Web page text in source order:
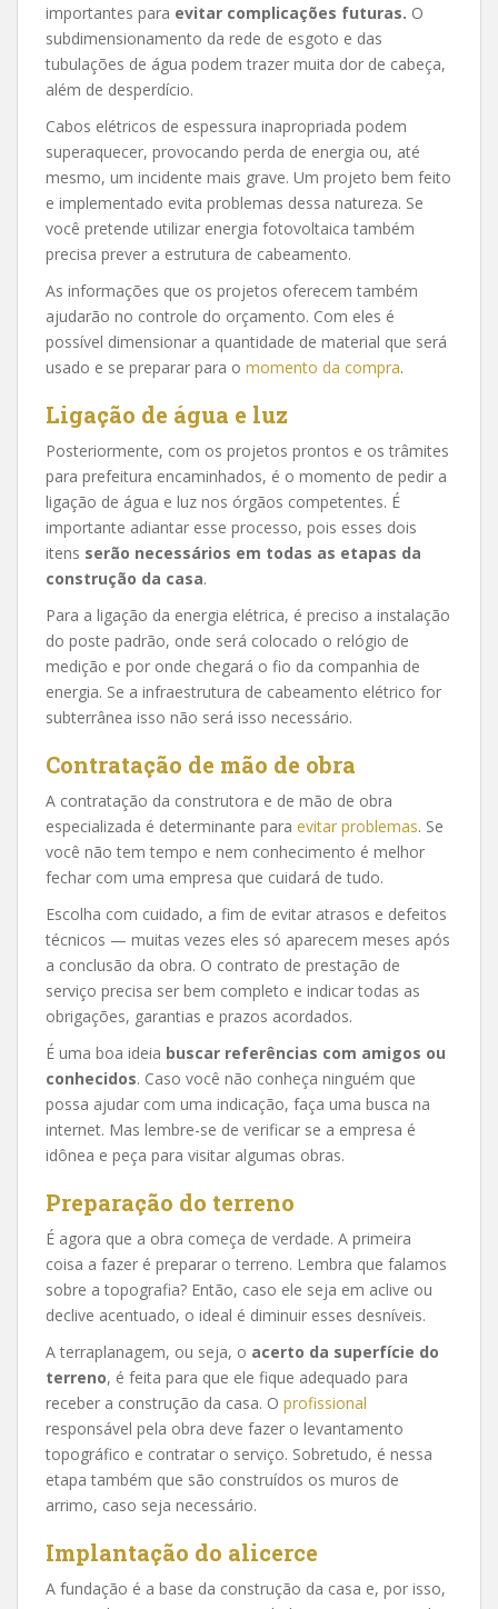
importantes para evitar complicações futuras. O
subdimensionamento da rede de esgoto e das
tubulações de água podem trazer muita dor de cabeça,
além de desperdício.
Cabos elétricos de espessura inapropriada podem
superaquecer, provocando perda de energia ou, até
mesmo, um incidente mais grave. Um projeto bem feito
e implementado evita problemas dessa natureza. Se
você pretende utilizar energia fotovoltaica também
precisa prever a estrutura de cabeamento.
As informações que os projetos oferecem também
ajudarão no controle do orçamento. Com eles é
possível dimensionar a quantidade de material que será
usado e se preparar para o momento da compra.
Ligação de água e luz
Posteriormente, com os projetos prontos e os trâmites
para prefeitura encaminhados, é o momento de pedir a
ligação de água e luz nos órgãos competentes. É
importante adiantar esse processo, pois esses dois
itens serão necessários em todas as etapas da
construção da casa.
Para a ligação da energia elétrica, é preciso a instalação
do poste padrão, onde será colocado o relógio de
medição e por onde chegará o fio da companhia de
energia. Se a infraestrutura de cabeamento elétrico for
subterrânea isso não será isso necessário.
Contratação de mão de obra
A contratação da construtora e de mão de obra
especializada é determinante para evitar problemas. Se
você não tem tempo e nem conhecimento é melhor
fechar com uma empresa que cuidará de tudo.
Escolha com cuidado, a fim de evitar atrasos e defeitos
técnicos — muitas vezes eles só aparecem meses após
a conclusão da obra. O contrato de prestação de
serviço precisa ser bem completo e indicar todas as
obrigações, garantias e prazos acordados.
É uma boa ideia buscar referências com amigos ou
conhecidos. Caso você não conheça ninguém que
possa ajudar com uma indicação, faça uma busca na
internet. Mas lembre-se de verificar se a empresa é
idônea e peça para visitar algumas obras.
Preparação do terreno
É agora que a obra começa de verdade. A primeira
coisa a fazer é preparar o terreno. Lembra que falamos
sobre a topografia? Então, caso ele seja em aclive ou
declive acentuado, o ideal é diminuir esses desníveis.
A terraplanagem, ou seja, o acerto da superfície do
terreno, é feita para que ele fique adequado para
receber a construção da casa. O profissional
responsável pela obra deve fazer o levantamento
topográfico e contratar o serviço. Sobretudo, é nessa
etapa também que são construídos os muros de
arrimo, caso seja necessário.
Implantação do alicerce
A fundação é a base da construção da casa e, por isso,